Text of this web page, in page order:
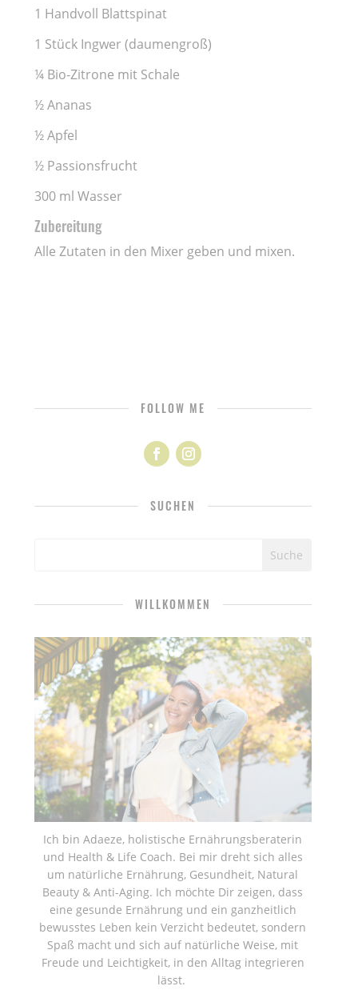
1 Handvoll Blattspinat
1 Stück Ingwer (daumengroß)
¼ Bio-Zitrone mit Schale
½ Ananas
½ Apfel
½ Passionsfrucht
300 ml Wasser
Zubereitung
Alle Zutaten in den Mixer geben und mixen.
FOLLOW ME
SUCHEN
WILLKOMMEN
Ich bin Adaeze, holistische Ernährungsberaterin
und Health & Life Coach. Bei mir dreht sich alles
um natürliche Ernährung, Gesundheit, Natural
Beauty & Anti-Aging. Ich möchte Dir zeigen, dass
eine gesunde Ernährung und ein ganzheitlich
bewusstes Leben kein Verzicht bedeutet, sondern
Spaß macht und sich auf natürliche Weise, mit
Freude und Leichtigkeit, in den Alltag integrieren
lässt.